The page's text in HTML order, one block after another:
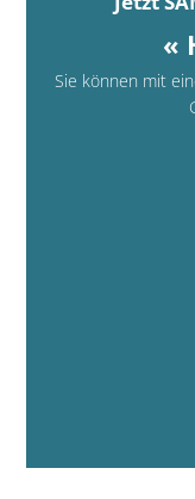
«
Sie können mit